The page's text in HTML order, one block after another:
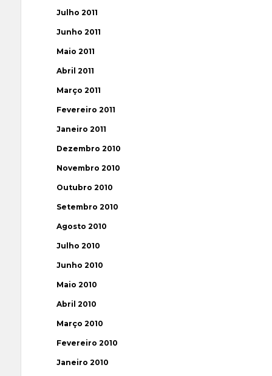
Julho 2011
Junho 2011
Maio 2011
Abril 2011
Março 2011
Fevereiro 2011
Janeiro 2011
Dezembro 2010
Novembro 2010
Outubro 2010
Setembro 2010
Agosto 2010
Julho 2010
Junho 2010
Maio 2010
Abril 2010
Março 2010
Fevereiro 2010
Janeiro 2010